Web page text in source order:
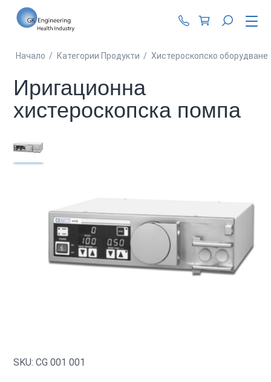
+359 87 990 62
Начало / Категории Продукти / Хистероскопско оборудване
Иригационна
хистероскопска помпа
SKU: CG 001 001